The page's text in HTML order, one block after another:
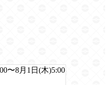
〜8月1日(木)5:00